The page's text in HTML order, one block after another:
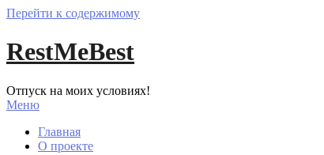
Перейти к содержимому
RestMeBest
Отпуск на моих условиях!
Меню
Главная
О проекте